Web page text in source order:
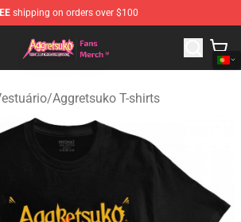
shipping on orders over $100
- Official Aggretsuko Merchandise
/Aggretsuko T-shirts